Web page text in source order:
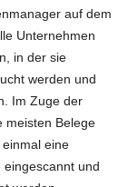
auf dem
Unternehmen
in der sie
werden und
Im Zuge der
meisten Belege
eine
und